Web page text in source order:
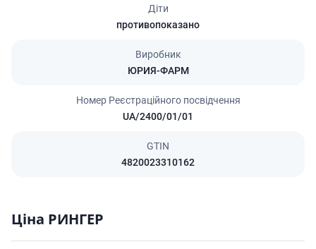
Діти
противопоказано
Виробник
ЮРИЯ-ФАРМ
Номер Реєстраційного посвідчення
UA/2400/01/01
GTIN
4820023310162
Ціна РИНГЕР